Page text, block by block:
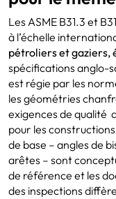
Les ASME B31.3 et
à l’échelle
pétroliers et gaziers,
spécifications anglo-
est régie par les
les géométries
exigences de qualité
pour les
de base – angles de
arêtes – sont
de référence et les
des inspections